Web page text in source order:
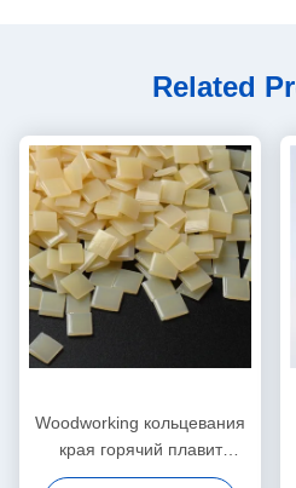
Related
Woodworking кольцевания
края горячий плавит
слипчивое для